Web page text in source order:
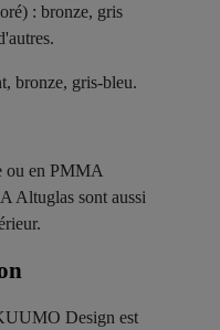
: bronze, gris
bronze, gris-bleu.
ou en PMMA
Altuglas sont aussi
Design est